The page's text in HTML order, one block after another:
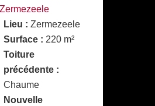
Lieu : Zermezeele
Surface : 220 m²
Toiture
précédente :
Chaume
Nouvelle